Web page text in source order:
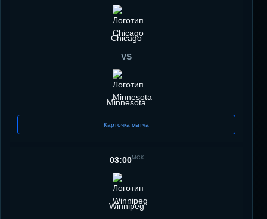
Chicago
VS
Minnesota
Карточка матча
03:00МСК
Winnipeg